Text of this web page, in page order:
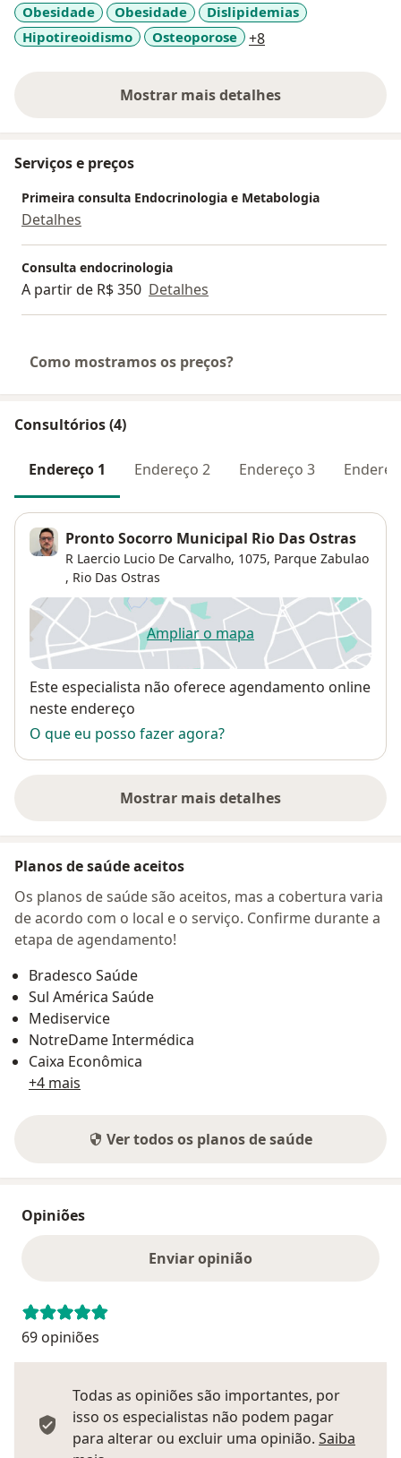
Obesidade Obesidade
Dislipidemias
Hipotireoidismo
Osteoporose +8
Mostrar mais detalhes
sobre a experiência
Serviços e preços
Primeira consulta Endocrinologia e Metabologia
Detalhes
Consulta endocrinologia
A partir de R$ 350 Detalhes
Como mostramos os preços?
Consultórios (4)
Endereço 1 Endereço 2 Endereço 3
Pronto Socorro Municipal Rio Das Ostras
R Laercio Lucio De Carvalho, 1075, Parque Zabulao
, Rio Das Ostras
Ampliar o mapaabre num novo separador
Disponibilidade
Este especialista não oferece agendamento online
neste endereço
O que eu posso fazer agora?
Mostrar mais detalhes
sobre o endereço
Planos de saúde aceitos
Os planos de saúde são aceitos, mas a cobertura varia
de acordo com o local e o serviço. Confirme durante a
etapa de agendamento!
Bradesco Saúde
Sul América Saúde
Mediservice
NotreDame Intermédica
Caixa Econômica
+4 mais
Ver todos os planos de saúde
Opiniões
Enviar opinião
69 opiniões
Todas as opiniões são importantes, por
isso os especialistas não podem pagar
para alterar ou excluir uma opinião. Saiba